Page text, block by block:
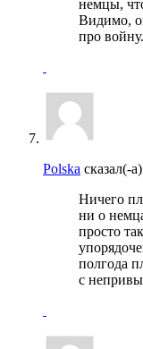
немцы,
Видимо,
про войну.
Polska сказал(-
Ничего
ни о
просто
полгода
с